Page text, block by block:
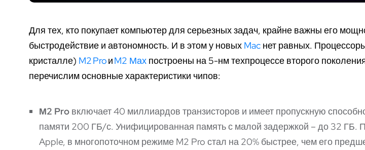
Для тех, кто покупает компьютер для серьезных задач, крайне важны его
быстродействие и автономность. И в этом у новых Mac нет равных.
кристалле) M2 ProиM2 Мах построены на 5-нм техпроцессе второго
перечислим основные характеристики чипов:
М2 Pro включает 40 миллиардов транзисторов и имеет пропускную
памяти 200 ГБ/с. Унифицированная память с малой задержкой – до 32 ГБ.
Apple, в многопоточном режиме M2 Pro стал на 20% быстрее, чем его